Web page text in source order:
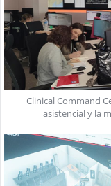
Clinical Command
asistencial y la